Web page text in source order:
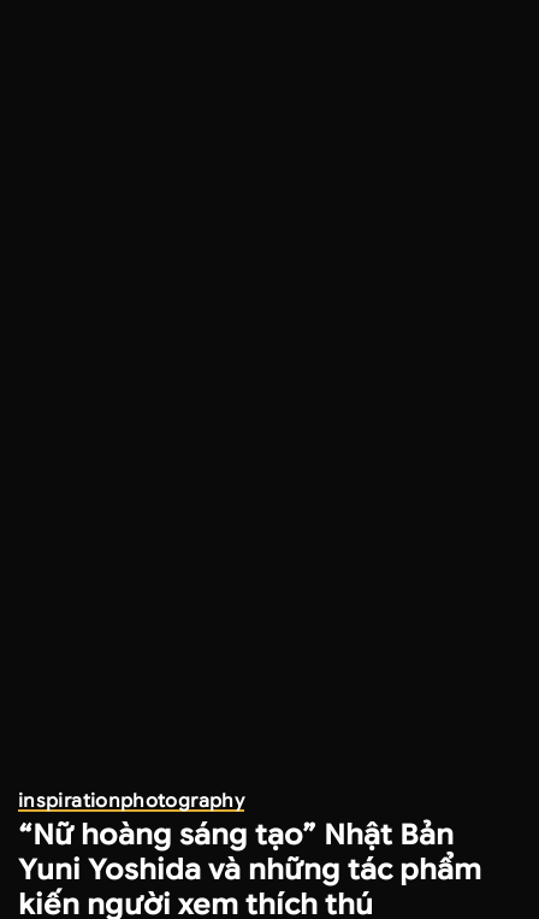
inspirationphotography
“Nữ hoàng sáng tạo” Nhật Bản
Yuni Yoshida và những tác phẩm
kiến người xem thích thú